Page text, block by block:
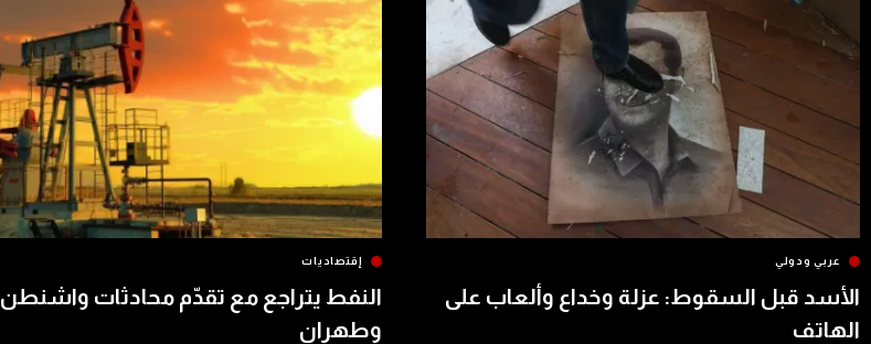
عربي ودولي
الأسد قبل السقوط: عزلة وخداع وألعاب على
الهاتف
إقتصاديات
النفط يتراجع مع تقدّم محادثات واشنطن
وطهران